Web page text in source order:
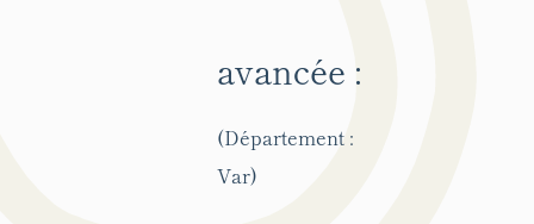
avancée :
(Département :
Var)